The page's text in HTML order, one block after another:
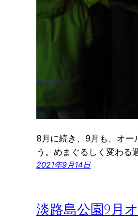
8月に続き、9月も、オー
う。めまぐるしく変わる
2021年9月14日
淡路島公園9月